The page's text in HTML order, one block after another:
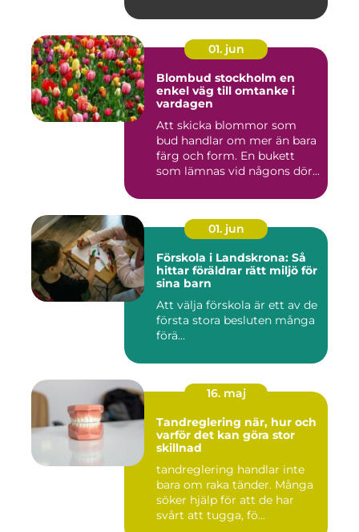
01. jun
Blombud stockholm en
enkel väg till omtanke i
vardagen
Att skicka blommor som
bud handlar om mer än bara
färg och form. En bukett
som lämnas vid någons dör...
01. jun
Förskola i Landskrona: Så
hittar föräldrar rätt miljö för
sina barn
Att välja förskola är ett av de
första stora besluten många
förä...
16. maj
Tandreglering när, hur och
varför det kan göra stor
skillnad
tandreglering handlar inte
bara om raka tänder. Många
söker hjälp för att de har
svårt att tugga, fö...